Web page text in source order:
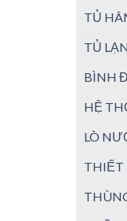
TỦ
TỦ
BÌNH
HỆ
LÒ
THIẾT